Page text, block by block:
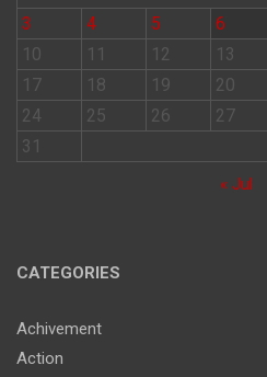
3
4 5 6
10
11 12 13
17
18 19 20
24
25 26 27
31
« Jul
CATEGORIES
Achivement
Action